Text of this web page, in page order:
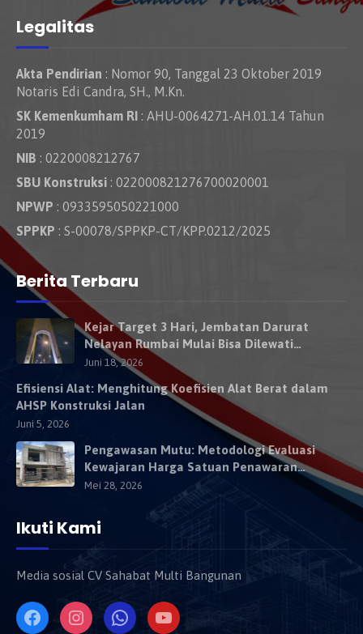
Legalitas
Akta Pendirian : Nomor 90, Tanggal 23 Oktober 2019
Notaris Edi Candra, SH., M.Kn.
SK Kemenkumham RI : AHU-0064271-AH.01.14 Tahun
2019
NIB : 0220008212767
SBU Konstruksi : 022000821276700020001
NPWP : 0933595050221000
SPPKP : S-00078/SPPKP-CT/KPP.0212/2025
Berita Terbaru
Kejar Target 3 Hari, Jembatan Darurat
Nelayan Rumbai Mulai Bisa Dilewati
Kendaraan Besok
Juni 18, 2026
Efisiensi Alat: Menghitung Koefisien Alat Berat dalam
AHSP Konstruksi Jalan
Juni 5, 2026
Pengawasan Mutu: Metodologi Evaluasi
Kewajaran Harga Satuan Penawaran
Kontraktor
Mei 28, 2026
Ikuti Kami
Media sosial CV Sahabat Multi Bangunan